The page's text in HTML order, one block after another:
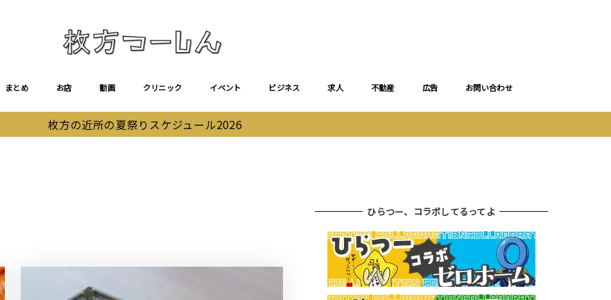
まとめ お店 動画 クリニック イベント ビジネス 求人 不動産 広告 お問い合わせ
枚方の近所の夏祭りスケジュール2026
ひらつー、コラボしてるってよ